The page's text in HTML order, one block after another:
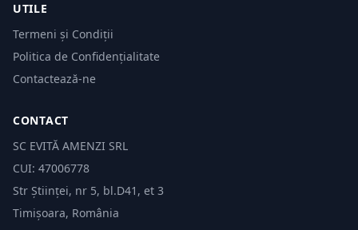
UTILE
Termeni și Condiții
Politica de Confidențialitate
Contactează-ne
CONTACT
SC EVITĂ AMENZI SRL
CUI: 47006778
Str Științei, nr 5, bl.D41, et 3
Timișoara, România